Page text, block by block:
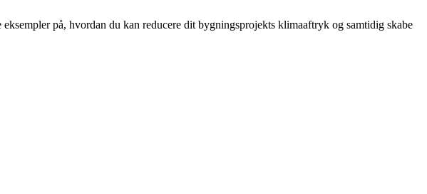
på, hvordan du kan reducere dit bygningsprojekts klimaaftryk og samtidig skabe